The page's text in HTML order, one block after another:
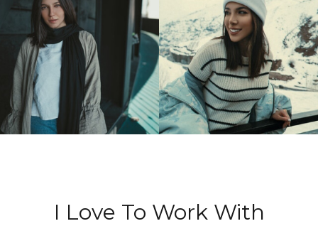
I Love To Work With